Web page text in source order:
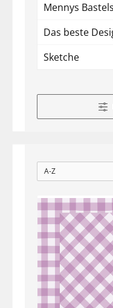
Mennys
Das beste
Sketche